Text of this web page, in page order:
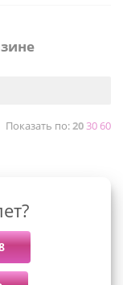
Показать по:203060